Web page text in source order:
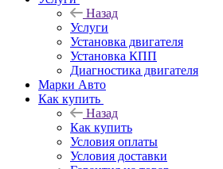
Назад
Услуги
Установка двигателя
Установка КПП
Диагностика двигателя
Марки Авто
Как купить
Назад
Как купить
Условия оплаты
Условия доставки